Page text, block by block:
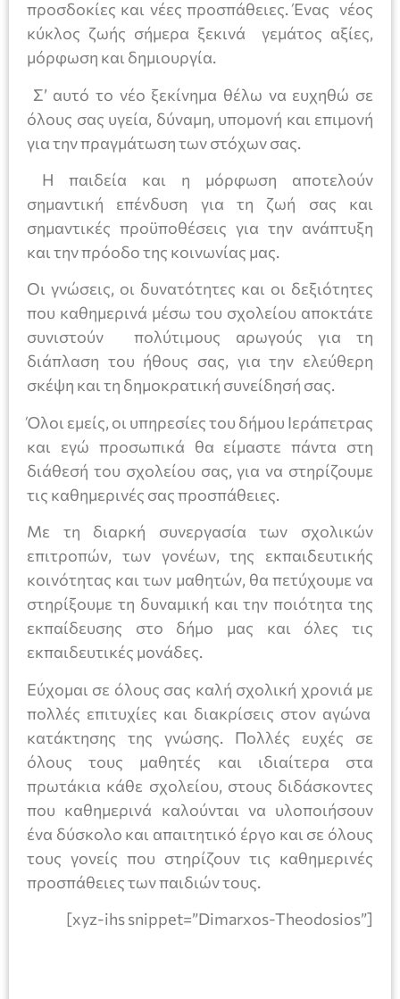
προσδοκίες και νέες προσπάθειες. Ένας νέος
κύκλος ζωής σήμερα ξεκινά γεμάτος αξίες,
μόρφωση και δημιουργία.
Σ’ αυτό το νέο ξεκίνημα θέλω να ευχηθώ σε
όλους σας υγεία, δύναμη, υπομονή και επιμονή
για την πραγμάτωση των στόχων σας.
Η παιδεία και η μόρφωση αποτελούν
σημαντική επένδυση για τη ζωή σας και
σημαντικές προϋποθέσεις για την ανάπτυξη
και την πρόοδο της κοινωνίας μας.
Οι γνώσεις, οι δυνατότητες και οι δεξιότητες
που καθημερινά μέσω του σχολείου αποκτάτε
συνιστούν πολύτιμους αρωγούς για τη
διάπλαση του ήθους σας, για την ελεύθερη
σκέψη και τη δημοκρατική συνείδησή σας.
Όλοι εμείς, οι υπηρεσίες του δήμου Ιεράπετρας
και εγώ προσωπικά θα είμαστε πάντα στη
διάθεσή του σχολείου σας, για να στηρίζουμε
τις καθημερινές σας προσπάθειες.
Με τη διαρκή συνεργασία των σχολικών
επιτροπών, των γονέων, της εκπαιδευτικής
κοινότητας και των μαθητών, θα πετύχουμε να
στηρίξουμε τη δυναμική και την ποιότητα της
εκπαίδευσης στο δήμο μας και όλες τις
εκπαιδευτικές μονάδες.
Εύχομαι σε όλους σας καλή σχολική χρονιά με
πολλές επιτυχίες και διακρίσεις στον αγώνα
κατάκτησης της γνώσης. Πολλές ευχές σε
όλους τους μαθητές και ιδιαίτερα στα
πρωτάκια κάθε σχολείου, στους διδάσκοντες
που καθημερινά καλούνται να υλοποιήσουν
ένα δύσκολο και απαιτητικό έργο και σε όλους
τους γονείς που στηρίζουν τις καθημερινές
προσπάθειες των παιδιών τους.
[xyz-ihs snippet=”Dimarxos-Theodosios”]